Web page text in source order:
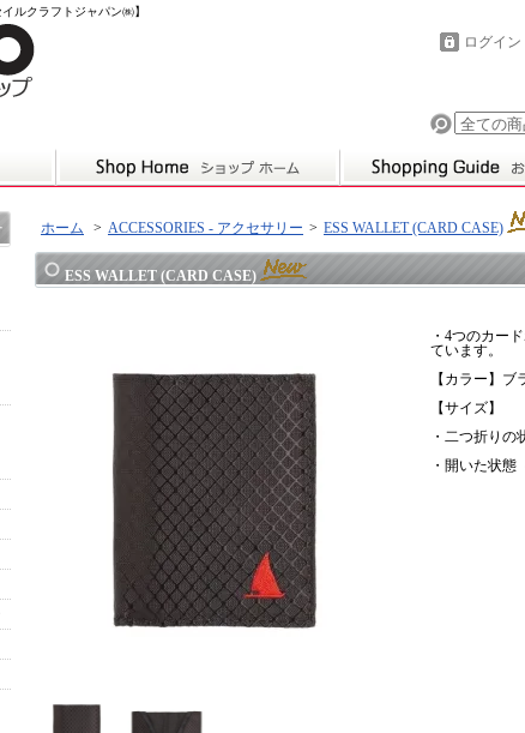
ルクラフトジャパン㈱】
ログイン
ホーム > ACCESSORIES - アクセサリー > ESS WALLET (CARD CASE)
ESS WALLET (CARD CASE)
・4つのカー
ています。
【カラー】ブ
【サイズ】
・二つ折りの
・開いた状態